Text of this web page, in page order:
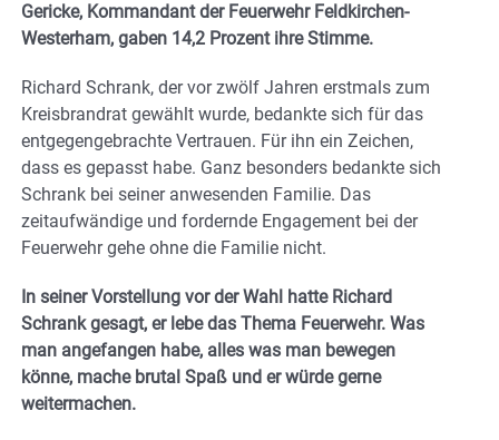
Gericke, Kommandant der Feuerwehr Feldkirchen-
Westerham, gaben 14,2 Prozent ihre Stimme.
Richard Schrank, der vor zwölf Jahren erstmals zum
Kreisbrandrat gewählt wurde, bedankte sich für das
entgegengebrachte Vertrauen. Für ihn ein Zeichen,
dass es gepasst habe. Ganz besonders bedankte sich
Schrank bei seiner anwesenden Familie. Das
zeitaufwändige und fordernde Engagement bei der
Feuerwehr gehe ohne die Familie nicht.
In seiner Vorstellung vor der Wahl hatte Richard
Schrank gesagt, er lebe das Thema Feuerwehr. Was
man angefangen habe, alles was man bewegen
könne, mache brutal Spaß und er würde gerne
weitermachen.